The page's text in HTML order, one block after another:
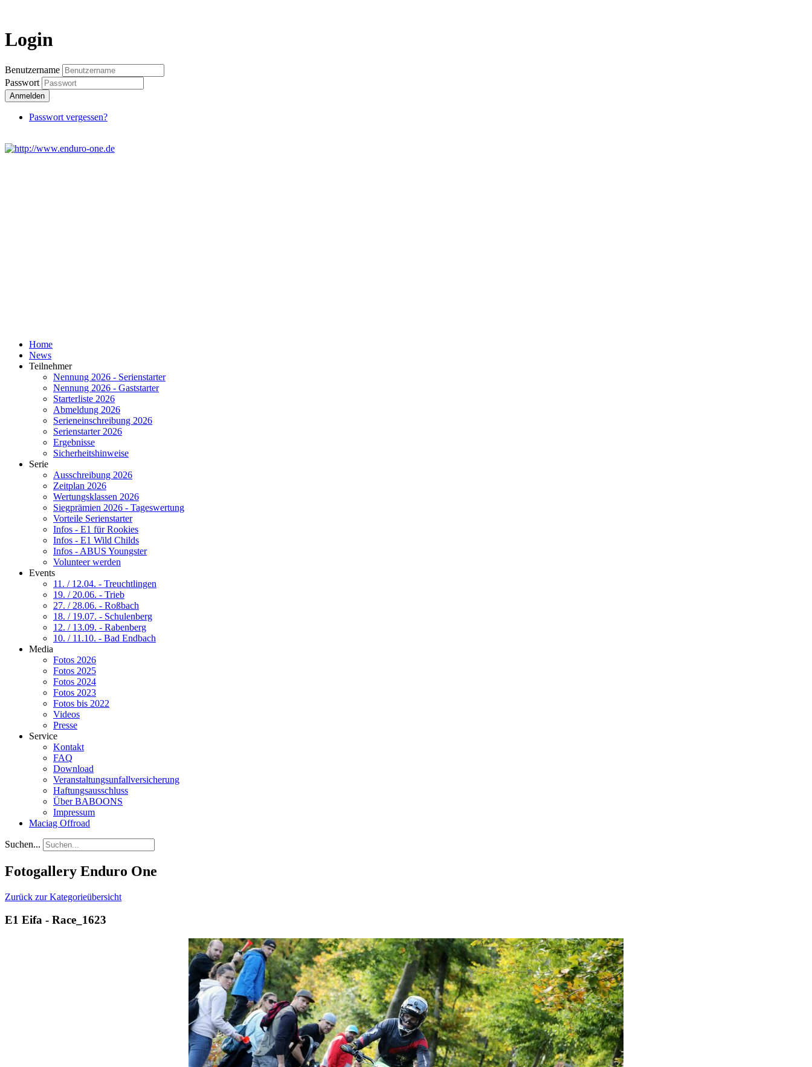
Login
Benutzername
Passwort
Anmelden
Passwort vergessen?
Home
News
Teilnehmer
Nennung 2026 - Serienstarter
Nennung 2026 - Gaststarter
Starterliste 2026
Abmeldung 2026
Serieneinschreibung 2026
Serienstarter 2026
Ergebnisse
Sicherheitshinweise
Serie
Ausschreibung 2026
Zeitplan 2026
Wertungsklassen 2026
Siegprämien 2026 - Tageswertung
Vorteile Serienstarter
Infos - E1 für Rookies
Infos - E1 Wild Childs
Infos - ABUS Youngster
Volunteer werden
Events
11. / 12.04. - Treuchtlingen
19. / 20.06. - Trieb
27. / 28.06. - Roßbach
18. / 19.07. - Schulenberg
12. / 13.09. - Rabenberg
10. / 11.10. - Bad Endbach
Media
Fotos 2026
Fotos 2025
Fotos 2024
Fotos 2023
Fotos bis 2022
Videos
Presse
Service
Kontakt
FAQ
Download
Veranstaltungsunfallversicherung
Haftungsausschluss
Über BABOONS
Impressum
Maciag Offroad
Suchen...
Fotogallery Enduro One
Zurück zur Kategorieübersicht
E1 Eifa - Race_1623